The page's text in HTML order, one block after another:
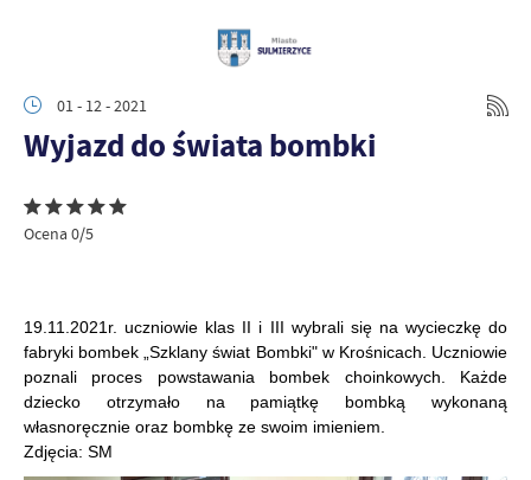
01 - 12 - 2021
Wyjazd do świata bombki
Ocena 0/5
19.11.2021r. uczniowie klas II i III wybrali się na wycieczkę do
fabryki bombek „Szklany świat Bombki" w Krośnicach. Uczniowie
poznali proces powstawania bombek choinkowych. Każde
dziecko otrzymało na pamiątkę bombką wykonaną
własnoręcznie oraz bombkę ze swoim imieniem.
Zdjęcia: SM